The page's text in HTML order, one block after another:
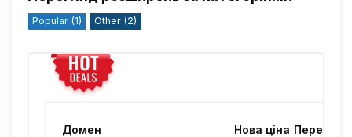
Popular (1) Other (2)
Домен Нова ціна Перенос